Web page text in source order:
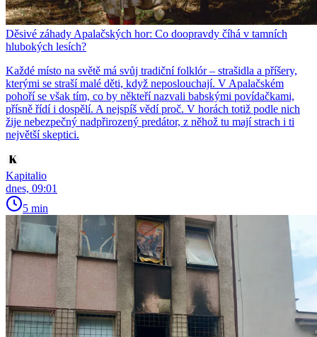
Děsivé záhady Apalačských hor: Co doopravdy číhá v tamních
hlubokých lesích?
Každé místo na světě má svůj tradiční folklór – strašidla a příšery,
kterými se straší malé děti, když neposlouchají. V Apalačském
pohoří se však tím, co by někteří nazvali babskými povídačkami,
přísně řídí i dospělí. A nejspíš vědí proč. V horách totiž podle nich
žije nebezpečný nadpřirozený predátor, z něhož tu mají strach i ti
největší skeptici.
Kapitalio
dnes, 09:01
5 min